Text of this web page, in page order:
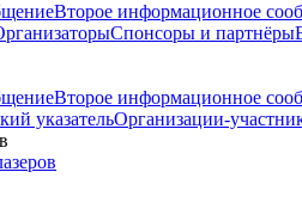
Второе информационное
Спонсоры и партнёры
Второе информационное
указательОрганизации-